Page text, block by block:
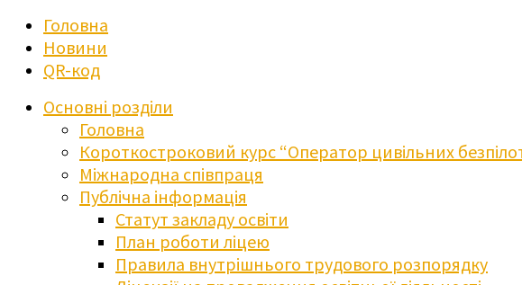
Головна
Новини
QR-код
Основні розділи
Головна
Короткостроковий курс “Оператор цивільних
Міжнародна співпраця
Публічна інформація
Статут закладу освіти
План роботи ліцею
Правила внутрішнього трудового розпорядку